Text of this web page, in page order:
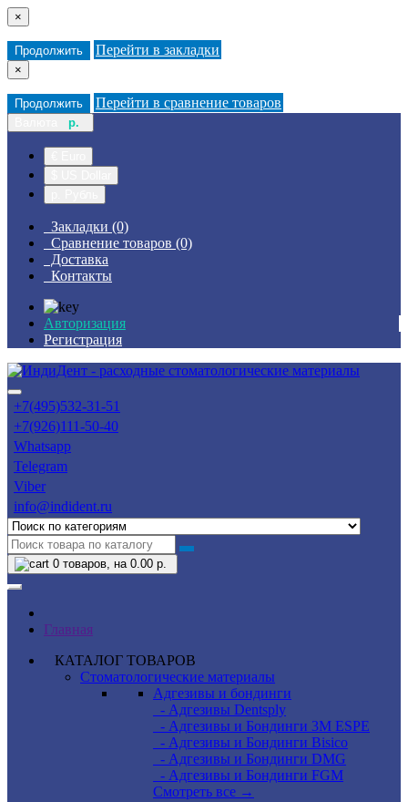
×
Продолжить Перейти в закладки
×
Продолжить Перейти в сравнение товаров
р.
Закладки (0)
Сравнение товаров (0)
Доставка
Контакты
Авторизация
Регистрация
+7(495)532-31-51
+7(926)111-50-40
Whatsapp
Telegram
Viber
info@indident.ru
0 товаров, на 0.00 р.
Главная
КАТАЛОГ ТОВАРОВ
Стоматологические материалы
Адгезивы и бондинги
- Адгезивы Dentsply
- Адгезивы и Бондинги 3M ESPE
- Адгезивы и Бондинги Bisico
- Адгезивы и Бондинги DMG
- Адгезивы и Бондинги FGM
Смотреть все →